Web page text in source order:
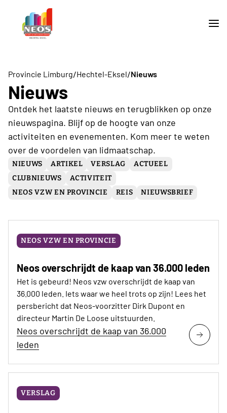
Provincie Limburg/Hechtel-Eksel/Nieuws
Nieuws
Ontdek het laatste nieuws en terugblikken op onze
nieuwspagina. Blijf op de hoogte van onze
activiteiten en evenementen. Kom meer te weten
over de voordelen van lidmaatschap.
NIEUWS ARTIKEL VERSLAG
ACTUEEL
CLUBNIEUWS
ACTIVITEIT
NEOS VZW EN PROVINCIE
REIS NIEUWSBRIEF
NEOS VZW EN PROVINCIE
Neos overschrijdt de kaap van 36.000 leden
Het is gebeurd! Neos vzw overschrijdt de kaap van
36.000 leden. Iets waar we heel trots op zijn! Lees het
persbericht dat Neos-voorzitter Dirk Dupont en
directeur Martin De Loose uitstuurden.
Neos overschrijdt de kaap van 36.000
leden
VERSLAG